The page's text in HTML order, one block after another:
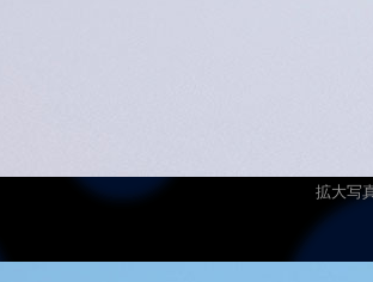
拡大写